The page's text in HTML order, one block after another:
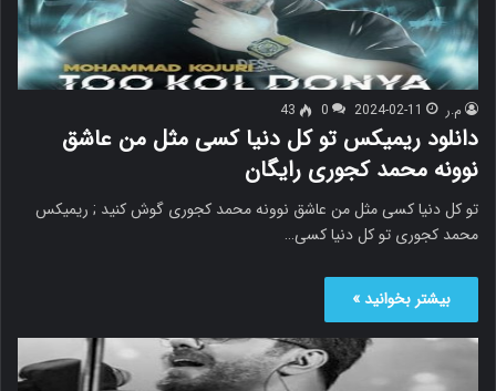
م.ر 2024-02-11
0
43
دانلود ریمیکس تو کل دنیا کسی مثل من عاشق
نوونه محمد کجوری رایگان
تو کل دنیا کسی مثل من عاشق نوونه محمد کجوری گوش کنید ; ریمیکس
محمد کجوری تو کل دنیا کسی…
بیشتر بخوانید »